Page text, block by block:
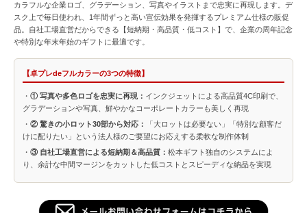
カラフルな企業ロゴ、グラデーション、写真やイラストまで忠実に再現します。デ
スク上で毎日使われ、1年間ずっと高い宣伝効果を発揮するプレミアム仕様の販促
品。自社工場直営だからできる【短納期・高品質・低コスト】で、企業の周年記念
や特別な年末年始のギフトに最適です。
【卓プレdeフルカラーの3つの特徴】
・ ① 写真や多色ロゴを忠実に再現： インクジェットによる高品質4C印刷で、
グラデーションや写真、鮮やかなコーポレートカラーも美しく再現
・ ② 驚きの小ロット30部から対応：
「大ロットは必要ない」「特別な顧客だ
けに配りたい」という法人様のご要望にお応えする柔軟な制作体制
・ ③ 自社工場直営による短納期＆高品質： 松本ギフト独自のシステムによ
り、余計な中間マージンをカットした低コストとスピーディな納品を実現